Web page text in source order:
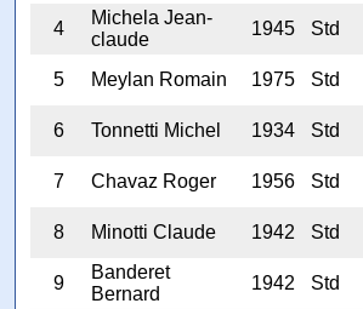
4
Michela Jean-
claude
1945 Std
5
Meylan Romain 1975 Std
6
Tonnetti Michel 1934 Std
7
Chavaz Roger 1956 Std
8
Minotti Claude 1942 Std
9
Banderet
Bernard
1942 Std